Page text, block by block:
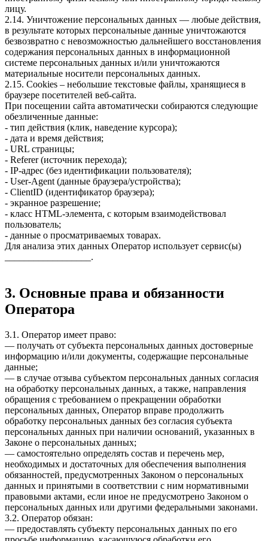
лицу.
2.14. Уничтожение персональных данных — любые действия,
в результате которых персональные данные уничтожаются
безвозвратно с невозможностью дальнейшего восстановления
содержания персональных данных в информационной
системе персональных данных и/или уничтожаются
материальные носители персональных данных.
2.15. Cookies – небольшие текстовые файлы, хранящиеся в
браузере посетителей веб-сайта.
При посещении сайта автоматически собираются следующие
обезличенные данные:
- тип действия (клик, наведение курсора);
- дата и время действия;
- URL страницы;
- Referer (источник перехода);
- IP-адрес (без идентификации пользователя);
- User-Agent (данные браузера/устройства);
- ClientID (идентификатор браузера);
- экранное разрешение;
- класс HTML-элемента, с которым взаимодействовал
пользователь;
- данные о просматриваемых товарах.
Для анализа этих данных Оператор использует сервис(ы)
__________________.
3. Основные права и обязанности
Оператора
3.1. Оператор имеет право:
— получать от субъекта персональных данных достоверные
информацию и/или документы, содержащие персональные
данные;
— в случае отзыва субъектом персональных данных согласия
на обработку персональных данных, а также, направления
обращения с требованием о прекращении обработки
персональных данных, Оператор вправе продолжить
обработку персональных данных без согласия субъекта
персональных данных при наличии оснований, указанных в
Законе о персональных данных;
— самостоятельно определять состав и перечень мер,
необходимых и достаточных для обеспечения выполнения
обязанностей, предусмотренных Законом о персональных
данных и принятыми в соответствии с ним нормативными
правовыми актами, если иное не предусмотрено Законом о
персональных данных или другими федеральными законами.
3.2. Оператор обязан:
— предоставлять субъекту персональных данных по его